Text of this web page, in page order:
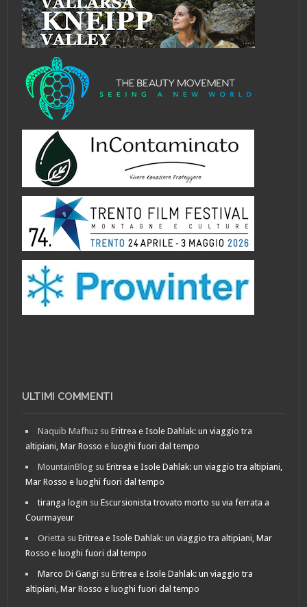
ULTIMI COMMENTI
Naquib Mafhuz suEritrea e Isole Dahlak: un viaggio tra
altipiani, Mar Rosso e luoghi fuori dal tempo
MountainBlog suEritrea e Isole Dahlak: un viaggio tra altipiani,
Mar Rosso e luoghi fuori dal tempo
tiranga login suEscursionista trovato morto su via ferrata a
Courmayeur
Orietta suEritrea e Isole Dahlak: un viaggio tra altipiani, Mar
Rosso e luoghi fuori dal tempo
Marco Di Gangi suEritrea e Isole Dahlak: un viaggio tra
altipiani, Mar Rosso e luoghi fuori dal tempo